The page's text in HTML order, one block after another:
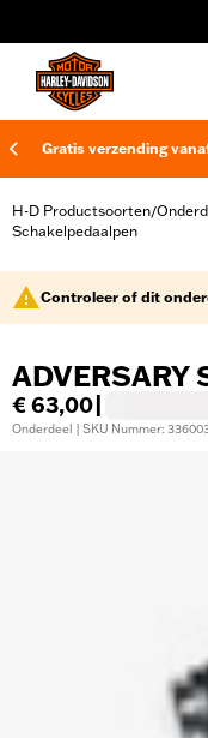
Gratis verzending
H-D Productsoorten/
Schakelpedaalpen
Controleer of dit
ADVERSARY
€ 63,00
Onderdeel | SKU Nummer: